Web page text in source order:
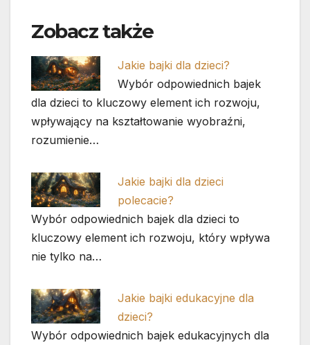
Zobacz także
Jakie bajki dla dzieci?
Wybór odpowiednich bajek
dla dzieci to kluczowy element ich rozwoju,
wpływający na kształtowanie wyobraźni,
rozumienie…
Jakie bajki dla dzieci
polecacie?
Wybór odpowiednich bajek dla dzieci to
kluczowy element ich rozwoju, który wpływa
nie tylko na…
Jakie bajki edukacyjne dla
dzieci?
Wybór odpowiednich bajek edukacyjnych dla